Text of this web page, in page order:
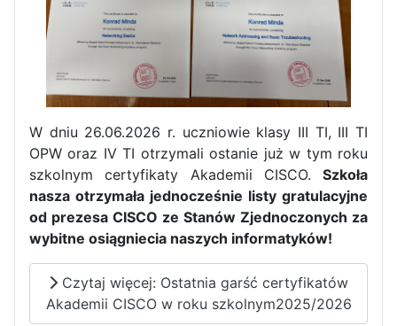
Zakończenie roku maturzystów
Zakończenie praktyk w
W dniu 26.06.2026 r. uczniowie klasy III TI, III TI
OPW oraz IV TI otrzymali ostanie już w tym roku
szkolnym certyfikaty Akademii CISCO. Szkoła
nasza otrzymała jednocześnie listy gratulacyjne
od prezesa CISCO ze Stanów Zjednoczonych za
wybitne osiągniecia naszych informatyków!
Czytaj więcej: Ostatnia garść certyfikatów
Akademii CISCO w roku szkolnym2025/2026